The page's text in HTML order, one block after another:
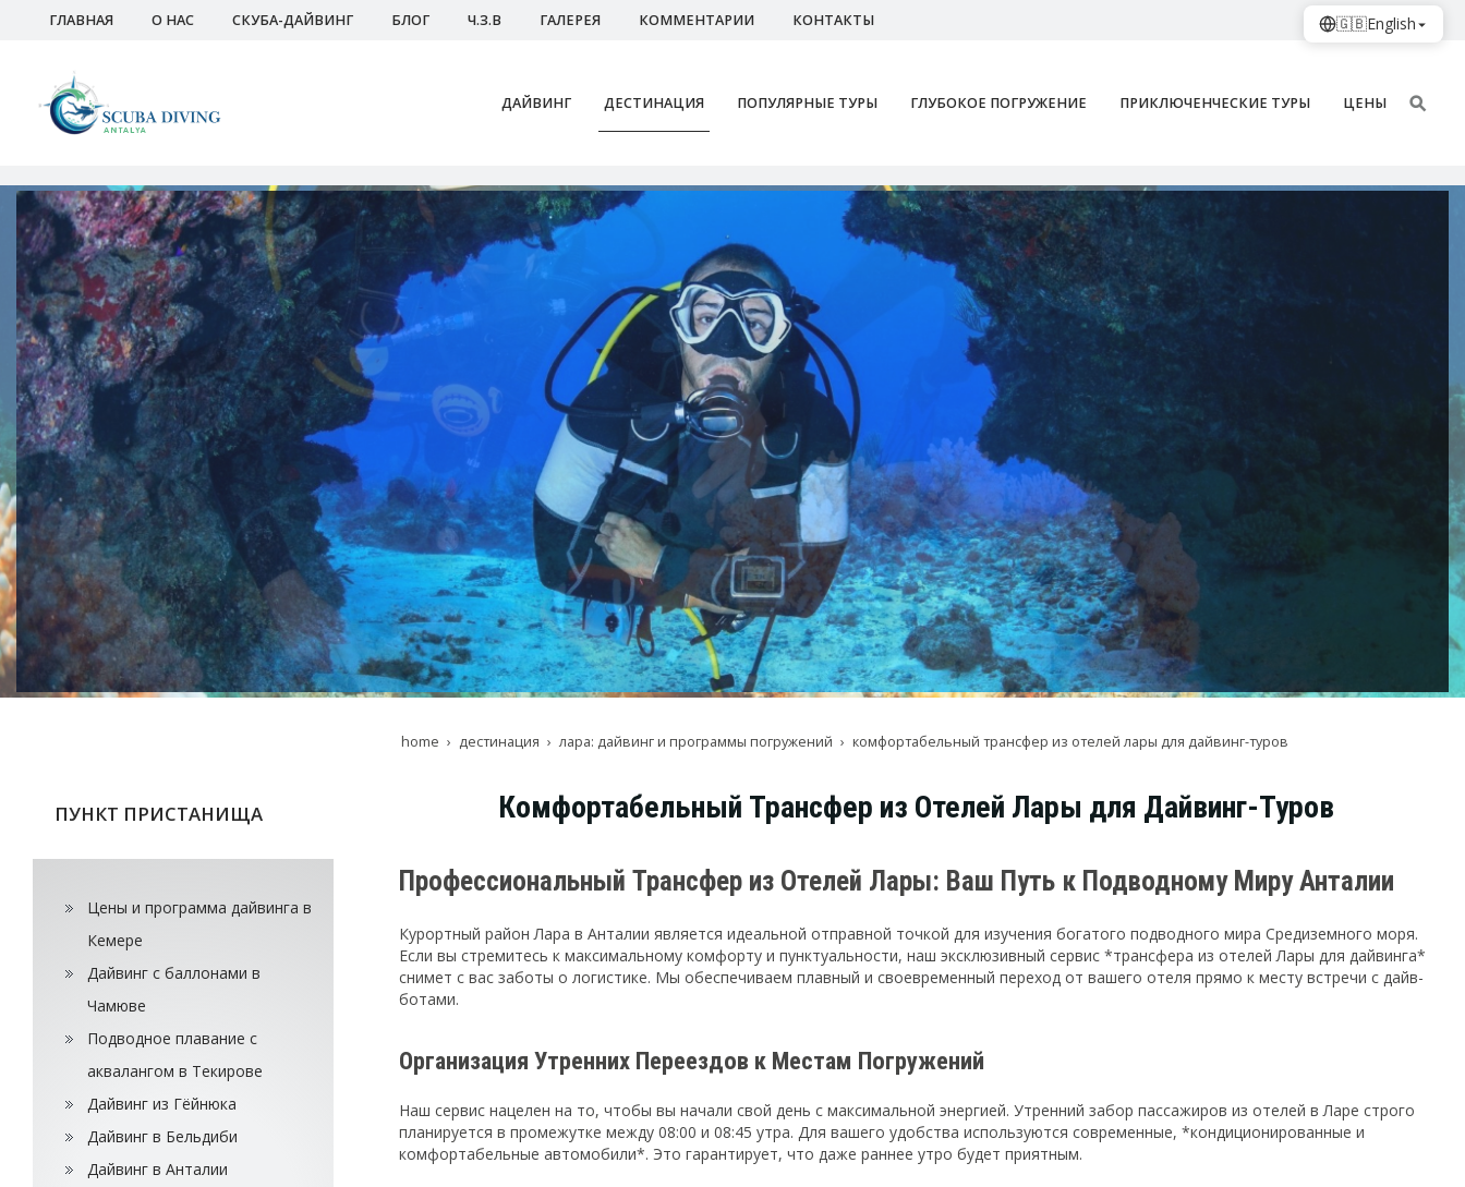
ГЛАВНАЯ О НАС СКУБА-ДАЙВИНГ БЛОГ Ч.З.В ГАЛЕРЕЯ КОММЕНТАРИИ КОНТАКТЫ
ДАЙВИНГ ДЕСТИНАЦИЯ ПОПУЛЯРНЫЕ ТУРЫ ГЛУБОКОЕ ПОГРУЖЕНИЕ ПРИКЛЮЧЕНЧЕСКИЕ ТУРЫ ЦЕНЫ
home дестинация лара: дайвинг и программы погружений комфортабельный трансфер из отелей лары для дайвинг-туров
Комфортабельный Трансфер из Отелей Лары для Дайвинг-Туров
Профессиональный Трансфер из Отелей Лары: Ваш Путь к Подводному Миру Анталии
Курортный район Лара в Анталии является идеальной отправной точкой для изучения богатого подводного мира Средиземного моря.
Если вы стремитесь к максимальному комфорту и пунктуальности, наш эксклюзивный сервис *трансфера из отелей Лары для дайвинга*
снимет с вас заботы о логистике. Мы обеспечиваем плавный и своевременный переход от вашего отеля прямо к месту встречи с дайв-
ботами.
Организация Утренних Переездов к Местам Погружений
Наш сервис нацелен на то, чтобы вы начали свой день с максимальной энергией. Утренний забор пассажиров из отелей в Ларе строго
планируется в промежутке между 08:00 и 08:45 утра. Для вашего удобства используются современные, *кондиционированные и
комфортабельные автомобили*. Это гарантирует, что даже раннее утро будет приятным.
ПУНКТ ПРИСТАНИЩА
Цены и программа дайвинга в
Кемере
Дайвинг с баллонами в
Чамюве
Подводное плавание с
аквалангом в Текирове
Дайвинг из Гёйнюка
Дайвинг в Бельдиби
Дайвинг в Анталии
🇬🇧English